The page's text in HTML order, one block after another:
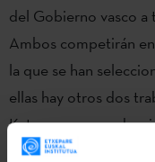
del Gobierno vasco a
Ambos competirán
la que se han
ellas hay otros dos
Kater, una
Aróstegui.